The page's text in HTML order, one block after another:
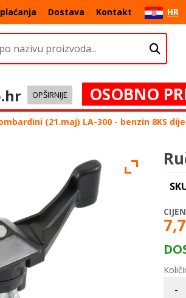
Dostava Kontakt HR
OPŠIRNIJE OSOBNO
(21.maj) LA-300 - benzin 8KS
-